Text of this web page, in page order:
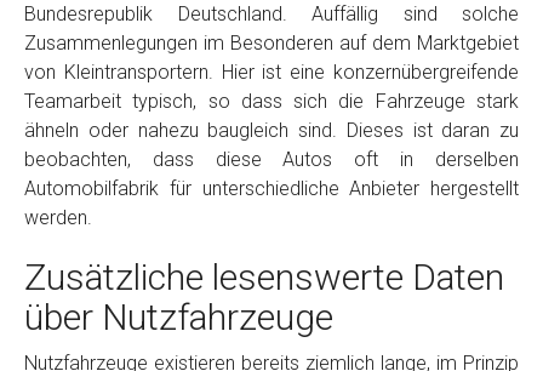
Bundesrepublik Deutschland. Auffällig sind solche
Zusammenlegungen im Besonderen auf dem Marktgebiet
von Kleintransportern. Hier ist eine konzernübergreifende
Teamarbeit typisch, so dass sich die Fahrzeuge stark
ähneln oder nahezu baugleich sind. Dieses ist daran zu
beobachten, dass diese Autos oft in derselben
Automobilfabrik für unterschiedliche Anbieter hergestellt
werden.
Zusätzliche lesenswerte Daten
über Nutzfahrzeuge
Nutzfahrzeuge existieren bereits ziemlich lange, im Prinzip